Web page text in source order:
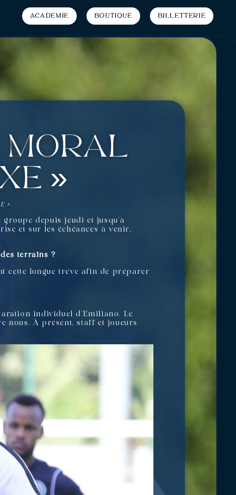
Académie Boutique Billetterie
moral
»
»
depuis jeudi et jusqu’à
et sur les échéances à venir,
terrains ?
cette longue trêve afin de préparer
individuel d’Emiliano. Le
nous. À présent, staff et joueurs